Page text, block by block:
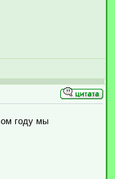
году мы